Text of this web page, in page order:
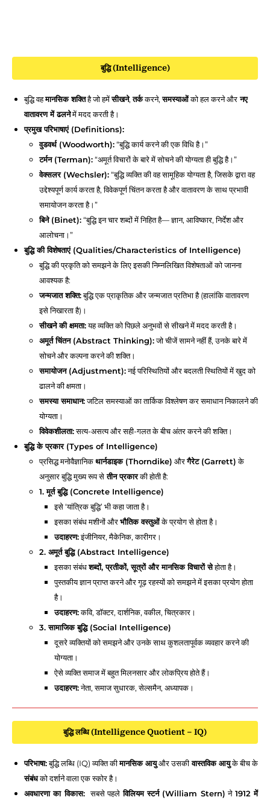
बुद्धि (Intelligence)
बुद्धि वहमानसिक शक्तिहै जो हमेंसीखने,तर्ककरने,समस्याओंको हल करने औरनए
वातावरण में ढलनेमें मदद करती है।
प्रमुख परिभाषाएं (Definitions):
वुडवर्थ (Woodworth):“बुद्धि कार्य करने की एक विधि है।”
टर्मन (Terman):“अमूर्त विचारों के बारे में सोचने की योग्यता ही बुद्धि है।”
वेक्सलर (Wechsler):“बुद्धि व्यक्ति की वह सामूहिक योग्यता है, जिसके द्वारा वह
उद्देश्यपूर्ण कार्य करता है, विवेकपूर्ण चिंतन करता है और वातावरण के साथ प्रभावी
समायोजन करता है।”
बिने (Binet):“बुद्धि इन चार शब्दों में निहित है— ज्ञान, आविष्कार, निर्देश और
आलोचना।”
बुद्धि की विशेषताएं (Qualities/Characteristics of Intelligence)
बुद्धि की प्रकृति को समझने के लिए इसकी निम्नलिखित विशेषताओं को जानना
आवश्यक है:
जन्मजात शक्ति:बुद्धि एक प्राकृतिक और जन्मजात प्रतिभा है (हालांकि वातावरण
इसे निखारता है)।
सीखने की क्षमता:यह व्यक्ति को पिछले अनुभवों से सीखने में मदद करती है।
अमूर्त चिंतन (Abstract Thinking):जो चीजें सामने नहीं हैं, उनके बारे में
सोचने और कल्पना करने की शक्ति।
समायोजन (Adjustment):नई परिस्थितियों और बदलती स्थितियों में खुद को
ढालने की क्षमता।
समस्या समाधान:जटिल समस्याओं का तार्किक विश्लेषण कर समाधान निकालने की
योग्यता।
विवेकशीलता:सत्य-असत्य और सही-गलत के बीच अंतर करने की शक्ति।
बुद्धि के प्रकार (Types of Intelligence)
प्रसिद्ध मनोवैज्ञानिकथार्नडाइक (Thorndike) औरगैरेट (Garrett)के
अनुसार बुद्धि मुख्य रूप सेतीन प्रकारकी होती है:
1. मूर्त बुद्धि (Concrete Intelligence)
इसे ‘यांत्रिक बुद्धि’ भी कहा जाता है।
इसका संबंध मशीनों औरभौतिक वस्तुओंके प्रयोग से होता है।
उदाहरण:इंजीनियर, मैकेनिक, कारीगर।
2. अमूर्त बुद्धि (Abstract Intelligence)
इसका संबंधशब्दों, प्रतीकों, सूत्रों और मानसिक विचारों सेहोता है।
पुस्तकीय ज्ञान प्राप्त करने और गूढ़ रहस्यों को समझने में इसका प्रयोग होता
है।
उदाहरण:कवि, डॉक्टर, दार्शनिक, वकील, चित्रकार।
3. सामाजिक बुद्धि (Social Intelligence)
दूसरे व्यक्तियों को समझने और उनके साथ कुशलतापूर्वक व्यवहार करने की
योग्यता।
ऐसे व्यक्ति समाज में बहुत मिलनसार और लोकप्रिय होते हैं।
उदाहरण:नेता, समाज सुधारक, सेल्समैन, अध्यापक।
बुद्धि लब्धि (Intelligence Quotient – IQ)
परिभाषा:बुद्धि लब्धि (IQ) व्यक्ति कीमानसिक आयुऔर उसकीवास्तविक आयुके बीच के
संबंधको दर्शाने वाला एक स्कोर है।
अवधारणा का विकास:सबसे पहलेविलियम स्टर्न (William Stern) ने 1912 में